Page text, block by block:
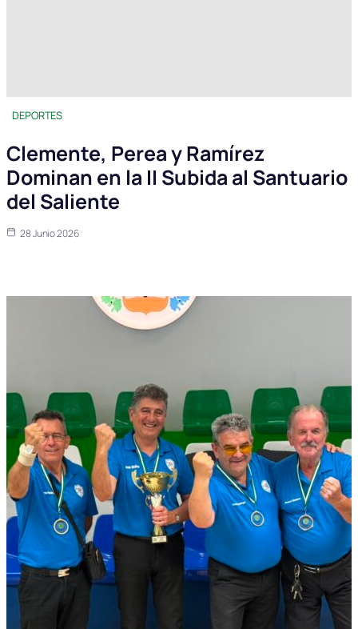
DEPORTES
Clemente, Perea y Ramírez
Dominan en la II Subida al Santuario
del Saliente
28 Junio 2026